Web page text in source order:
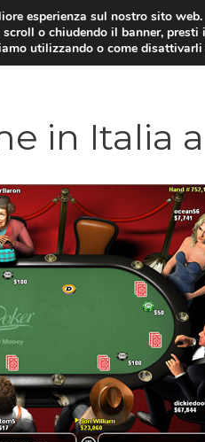
in Italia
esperienza sul nostro sito web.
o chiudendo il banner,
utilizzando o come